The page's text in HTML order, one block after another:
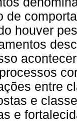
de
houver
entre
e
e